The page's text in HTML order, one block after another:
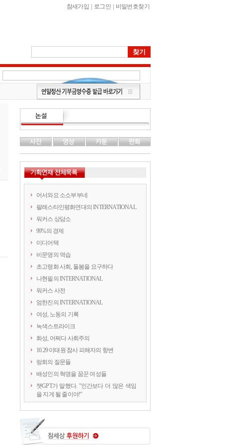
참새가입 로그인 비밀번호찾기
어서와요 소소부부네
팔레스타인평화연대의 INTERNATIONAL
워커스 상담소
99%의 경제
미디어택
비문명의 역습
초고령화 사회, 돌봄을 요구하다
나현필의 INTERNATIONAL
워커스 사전
엄한진의 INTERNATIONAL
여성, 노동의 기록
녹색스트라이크
화성, 어쩌다 사회주의
10.29 이태원 참사 피해자의 항변
랑희의 질문들
배성인의 혁명을 꿈꾼 여성들
챗GPT가 말했다. "인간보다 더 많은 색임
을 지게 될 줄이야!"
약속의 8회, 위기를 돌려세우는 녹색 스트
라이크
양지로 떠오른 국정원, 이적異的 행위의